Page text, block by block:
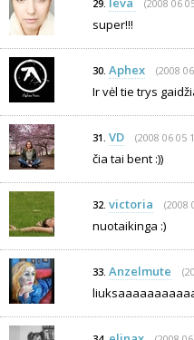
29. (2008 06
super!!!
30. Aphex (2008
Ir vėl tie trys
31. VD (2008 06 05
čia tai bent :))
32. victoria (2008
nuotaikinga :)
33. Anzelmute